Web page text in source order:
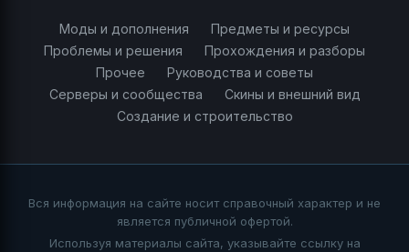
Моды и дополнения
Предметы и ресурсы
Проблемы и решения
Прохождения и разборы
Прочее
Руководства и советы
Серверы и сообщества
Скины и внешний вид
Создание и строительство
Вся информация на сайте носит справочный характер и не
является публичной офертой.
Используя материалы сайта, указывайте ссылку на